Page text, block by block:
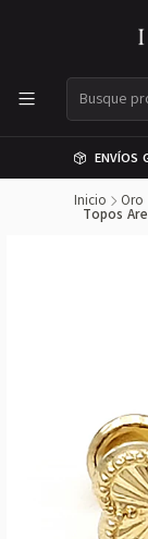
ENVÍOS
Inicio Oro
Topos